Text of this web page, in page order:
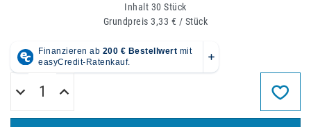
Inhalt 30Stück
Grundpreis3,33 € / Stück